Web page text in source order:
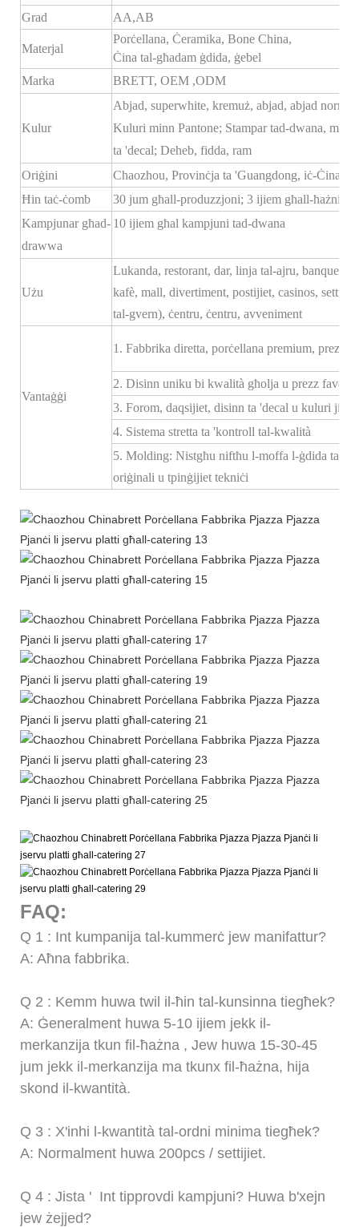
Grad AA,AB
Materjal
Porċellana, Ċeramika, Bone China,
Ċina tal-għadam ġdida, ġebel
Marka
BRETT, OEM ,ODM
Kulur
Abjad, superwhite, kremuż, abjad, abjad
Kuluri minn Pantone; Stampar tad-dwana,
ta 'decal; Deheb, fidda, ram
Oriġini
Chaozhou, Provinċja ta 'Guangdong, iċ-Ċina
Ħin taċ-ċomb
30 jum għall-produzzjoni; 3 ijiem għall-ħażniet
Kampjunar għad-
drawwa
10 ijiem għal kampjuni tad-dwana
Użu
Lukanda, restorant, dar, linja tal-ajru, banquet,
kafè, mall, divertiment, postijiet, casinos, settur
tal-gvern), ċentru, ċentru, avveniment
Vantaġġi
1. Fabbrika diretta, porċellana premium, prezz
2. Disinn uniku bi kwalità għolja u prezz
3. Forom, daqsijiet, disinn ta 'decal u kuluri
4. Sistema stretta ta 'kontroll tal-kwalità
5. Molding: Nistgħu niftħu l-moffa l-ġdida tas-
oriġinali u tpinġijiet tekniċi
FAQ:
Q 1 : Int kumpanija tal-kummerċ jew manifattur?
A: Aħna fabbrika.
Q 2 : Kemm huwa twil il-ħin tal-kunsinna tiegħek?
A: Ġeneralment huwa 5-10 ijiem jekk il-
merkanzija tkun fil-ħażna , Jew huwa 15-30-45
jum jekk il-merkanzija ma tkunx fil-ħażna, hija
skond il-kwantità.
Q 3 : X'inhi l-kwantità tal-ordni minima tiegħek?
A: Normalment huwa 200pcs / settijiet.
Q 4 : Jista ' Int tipprovdi kampjuni? Huwa b'xejn
jew żejjed?